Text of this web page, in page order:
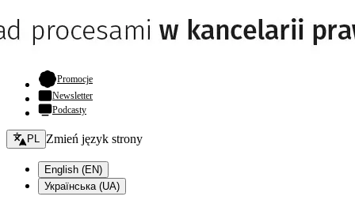
Promocje- otwiera się w nowej karcie
Newsletter
Podcasty
Zmień język - bieżący:
PL Zmień język strony
English (EN)
Українська (UA)